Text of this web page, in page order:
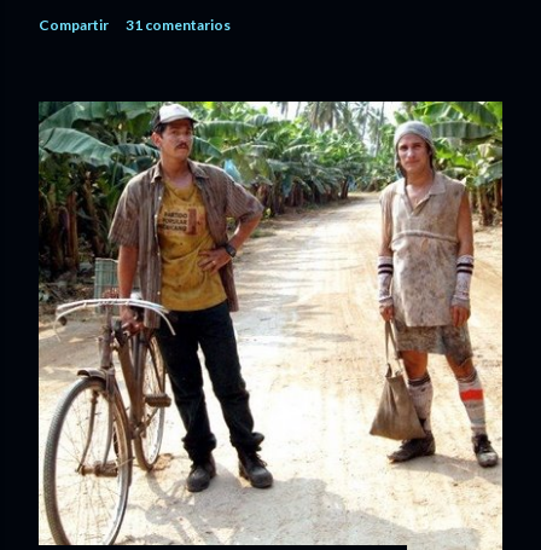
Compartir 31 comentarios